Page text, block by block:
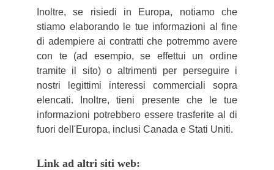
Inoltre, se risiedi in Europa, notiamo che
stiamo elaborando le tue informazioni al fine
di adempiere ai contratti che potremmo avere
con te (ad esempio, se effettui un ordine
tramite il sito) o altrimenti per perseguire i
nostri legittimi interessi commerciali sopra
elencati. Inoltre, tieni presente che le tue
informazioni potrebbero essere trasferite al di
fuori dell'Europa, inclusi Canada e Stati Uniti.
Link ad altri siti web: